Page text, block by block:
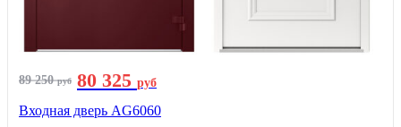
89 250руб 80 325 руб
Входная дверь AG6060